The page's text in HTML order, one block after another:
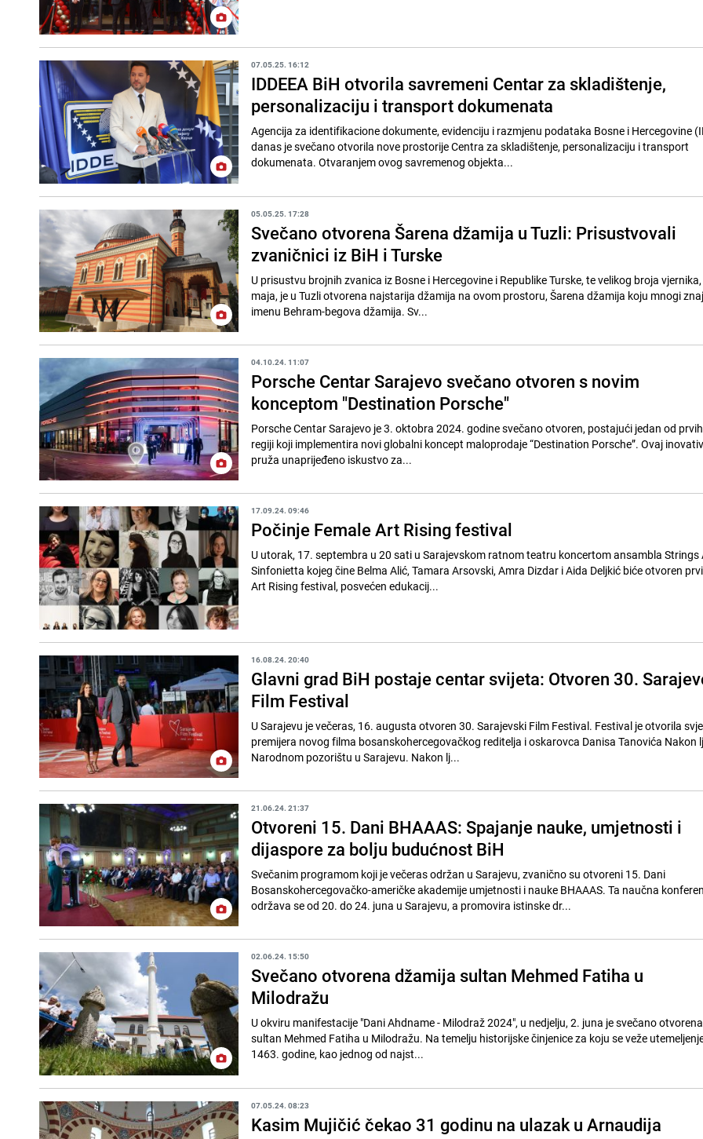
07.05.25. 16:12
IDDEEA BiH otvorila savremeni Centar za skladištenje,
personalizaciju i transport dokumenata
Agencija za identifikacione dokumente, evidenciju i razmjenu podataka Bosne i Hercegovine
danas je svečano otvorila nove prostorije Centra za skladištenje, personalizaciju i transport
dokumenata. Otvaranjem ovog savremenog objekta...
05.05.25. 17:28
Svečano otvorena Šarena džamija u Tuzli: Prisustvovali
zvaničnici iz BiH i Turske
U prisustvu brojnih zvanica iz Bosne i Hercegovine i Republike Turske, te velikog broja
maja, je u Tuzli otvorena najstarija džamija na ovom prostoru, Šarena džamija koju mnogi
imenu Behram-begova džamija. Sv...
04.10.24. 11:07
Porsche Centar Sarajevo svečano otvoren s novim
konceptom "Destination Porsche"
Porsche Centar Sarajevo je 3. oktobra 2024. godine svečano otvoren, postajući jedan od
regiji koji implementira novi globalni koncept maloprodaje “Destination Porsche”. Ovaj
pruža unaprijeđeno iskustvo za...
17.09.24. 09:46
Počinje Female Art Rising festival
U utorak, 17. septembra u 20 sati u Sarajevskom ratnom teatru koncertom ansambla Strings
Sinfonietta kojeg čine Belma Alić, Tamara Arsovski, Amra Dizdar i Aida Deljkić biće otvoren
Art Rising festival, posvećen edukacij...
16.08.24. 20:40
Glavni grad BiH postaje centar svijeta: Otvoren 30.
Film Festival
U Sarajevu je večeras, 16. augusta otvoren 30. Sarajevski Film Festival. Festival je otvorila
premijera novog filma bosanskohercegovačkog reditelja i oskarovca Danisa Tanovića Nakon
Narodnom pozorištu u Sarajevu. Nakon lj...
21.06.24. 21:37
Otvoreni 15. Dani BHAAAS: Spajanje nauke, umjetnosti i
dijaspore za bolju budućnost BiH
Svečanim programom koji je večeras održan u Sarajevu, zvanično su otvoreni 15. Dani
Bosanskohercegovačko-američke akademije umjetnosti i nauke BHAAAS. Ta naučna
održava se od 20. do 24. juna u Sarajevu, a promovira istinske dr...
02.06.24. 15:50
Svečano otvorena džamija sultan Mehmed Fatiha u
Milodražu
U okviru manifestacije "Dani Ahdname - Milodraž 2024", u nedjelju, 2. juna je svečano
sultan Mehmed Fatiha u Milodražu. Na temelju historijske činjenice za koju se veže
1463. godine, kao jednog od najst...
07.05.24. 08:23
Kasim Mujičić čekao 31 godinu na ulazak u Arnaudija